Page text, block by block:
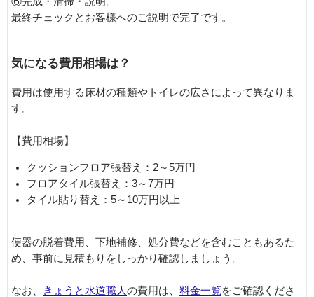
最終チェックとお客様へのご説明で完了です。
気になる費用相場は？
費用は使用する床材の種類やトイレの広さによって異なりま
す。
【費用相場】
クッションフロア張替え：2～5万円
フロアタイル張替え：3～7万円
タイル貼り替え：5～10万円以上
便器の脱着費用、下地補修、処分費などを含むこともあるた
め、事前に見積もりをしっかり確認しましょう。
なお、 きょうと水道職人の費用は、 料金一覧をご確認くださ